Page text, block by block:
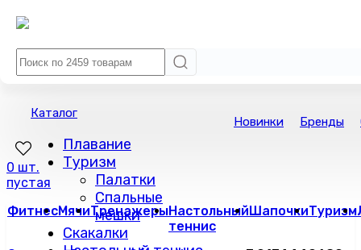
Каталог
Плавание
Туризм
Палатки
Спальные
мешки
Скакалки
Новинки Бренды
0 шт.
пустая
ФитнесМячиТренажерыНастольный
теннис
ШапочкиТуризм